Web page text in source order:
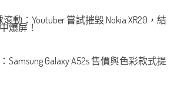
動：Youtuber 嘗試摧毀 Nokia XR20，結
爆屏！
Galaxy A52s 售價與色彩款式提